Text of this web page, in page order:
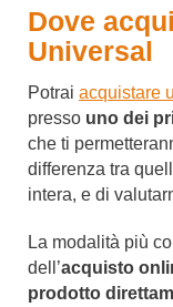
Dove
Universal
Potrai acquistare
presso uno dei
che ti
differenza tra
intera, e di
La modalità più
dell’acquisto
prodotto